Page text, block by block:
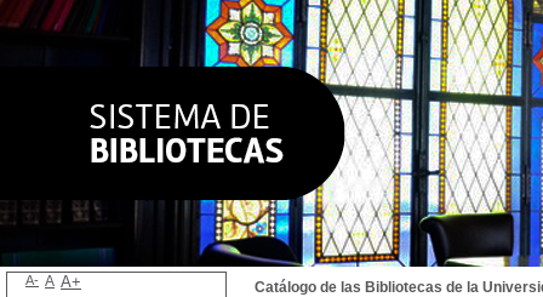
Catálogo de las Bibliotecas de la
A- A A+